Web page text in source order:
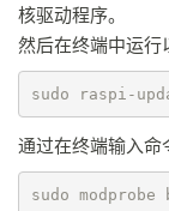
核驱动程序。
然后在终端中运行
sudo raspi-
通过在终端输入命
sudo modprobe